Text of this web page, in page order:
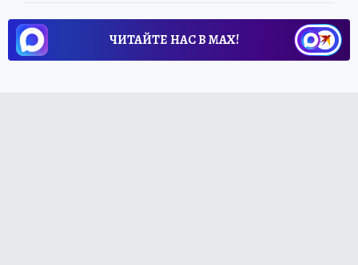
ЧИТАЙТЕ НАС В МАХ!